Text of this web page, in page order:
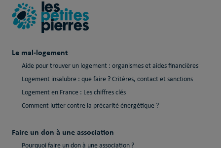
Le mal-logement
Aide pour trouver un logement : organismes et aides financières
Logement insalubre : que faire ? Critères, contact et sanctions
Logement en France : Les chiffres clés
Comment lutter contre la précarité énergétique ?
Faire un don à une association
Pourquoi faire un don à une association ?